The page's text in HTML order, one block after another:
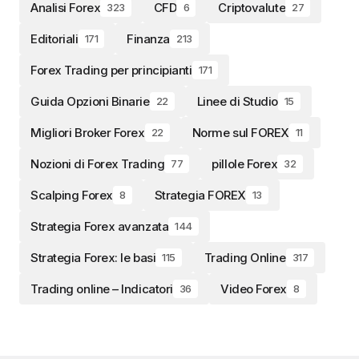
Analisi Forex 323 CFD 6 Criptovalute 27
Editoriali 171 Finanza 213
Forex Trading per principianti 171
Guida Opzioni Binarie 22 Linee di Studio 15
Migliori Broker Forex 22 Norme sul FOREX 11
Nozioni di Forex Trading 77 pillole Forex 32
Scalping Forex 8 Strategia FOREX 13
Strategia Forex avanzata 144
Strategia Forex: le basi 115 Trading Online 317
Trading online – Indicatori 36 Video Forex 8